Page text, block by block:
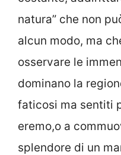
natura” che non
alcun modo, ma
osservare le
dominano la
faticosi ma sentiti
eremo,o a
splendore di un